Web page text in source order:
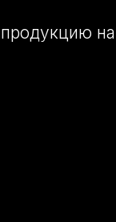
продукцию на